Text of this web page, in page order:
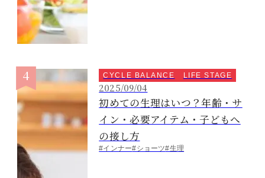
CYCLE BALANCE LIFE STAGE
2025/09/04
初めての生理はいつ？年齢・サ
イン・必要アイテム・子どもへ
の接し方
#インナー#ショーツ#生理